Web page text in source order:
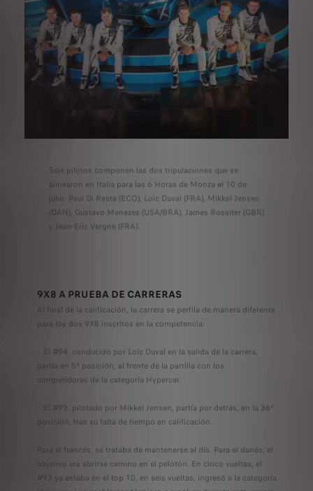
Seis pilotos componen las dos tripulaciones que se
alinearon en Italia para las 6 Horas de Monza el 10 de
julio: Paul Di Resta (ECO), Loïc Duval (FRA), Mikkel Jensen
(DAN), Gustavo Menezes (USA/BRA), James Rossiter (GBR)
y Jean-Eric Vergne (FRA).
9X8 A PRUEBA DE CARRERAS
Al final de la calificación, la carrera se perfila de manera diferente
para los dos 9X8 inscritos en la competencia:
· El #94, conducido por Loïc Duval en la salida de la carrera,
partía en 5ª posición, al frente de la parrilla con los
competidores de la categoría Hypercar.
· El #93, pilotado por Mikkel Jensen, partía por detrás, en la 36ª
posición, tras su falta de tiempo en calificación.
Para el francés, se trataba de mantenerse al día. Para el danés, el
objetivo era abrirse camino en el pelotón. En cinco vueltas, el
#93 ya estaba en el top 10, en seis vueltas, ingresó a la categoría